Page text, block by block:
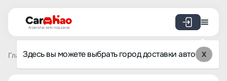
Агрегатор авто под заказ
Здесь вы можете выбрать город доставки авто X
Главная Список брендов Ora Black cat Euler Black